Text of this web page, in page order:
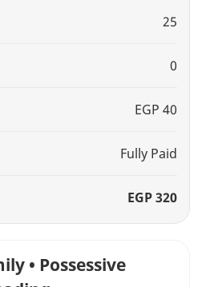
• Possessive
25
0
EGP 40
Fully Paid
EGP 320